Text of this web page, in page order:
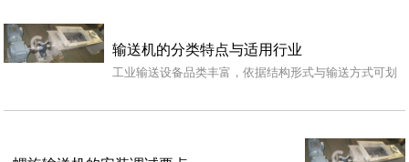
输送机的分类特点与适用行业
工业输送设备品类丰富，依据结构形式与输送方式可划